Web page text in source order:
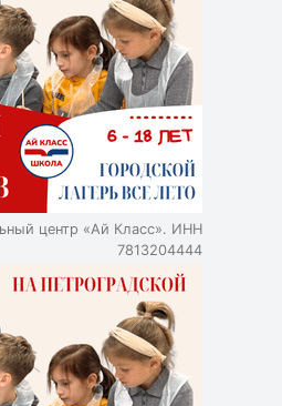
центр «Ай Класс». ИНН
7813204444